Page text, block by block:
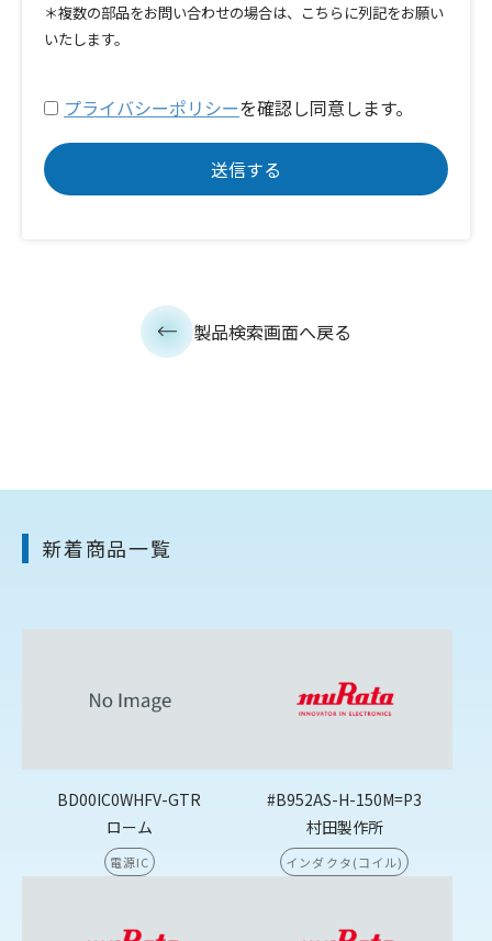
＊複数の部品をお問い合わせの場合は、こちらに列記をお願い
いたします。
プライバシーポリシーを確認し同意します。
製品検索画面へ戻る
新着商品一覧
BD00IC0WHFV-GTR
ローム
電源IC
#B952AS-H-150M=P3
村田製作所
インダクタ(コイル)